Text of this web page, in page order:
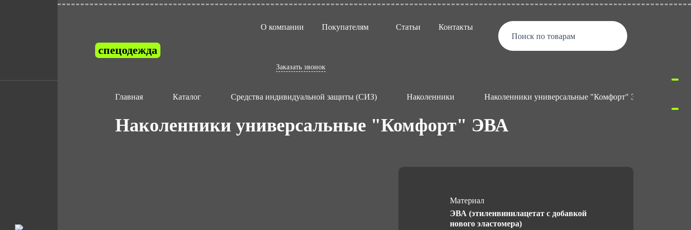
спецодежда
О компании Покупателям Статьи Контакты
Заказать звонок
Поиск по товарам
Главная Каталог Средства индивидуальной защиты (СИЗ) Наколенники Наколенники универсальные "Комфорт" ЭВА
Наколенники универсальные "Комфорт" ЭВА
Материал
ЭВА (этиленвинилацетат с добавкой
нового эластомера)